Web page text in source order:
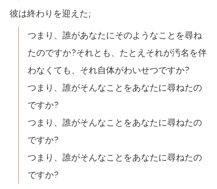
彼は終わりを迎えた;
つまり、誰があなたにそのようなことを尋ね
たのですか?それとも、たとえそれが汚名を伴
わなくても、それ自体がわいせつですか?
つまり、誰がそんなことをあなたに尋ねたの
ですか?
つまり、誰がそんなことをあなたに尋ねたの
ですか?
つまり、誰がそんなことをあなたに尋ねたの
ですか?